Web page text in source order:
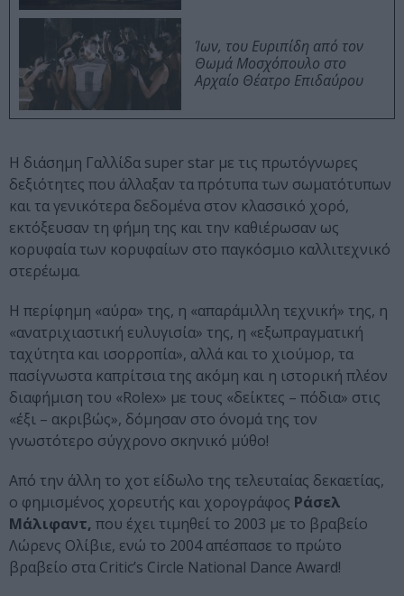
Ίων, του Ευριπίδη από τον
Θωμά Μοσχόπουλο στο
Αρχαίο Θέατρο Επιδαύρου
Η διάσημη Γαλλίδα super star με τις πρωτόγνωρες
δεξιότητες που άλλαξαν τα πρότυπα των σωματότυπων
και τα γενικότερα δεδομένα στον κλασσικό χορό,
εκτόξευσαν τη φήμη της και την καθιέρωσαν ως
κορυφαία των κορυφαίων στο παγκόσμιο καλλιτεχνικό
στερέωμα.
Η περίφημη «αύρα» της, η «απαράμιλλη τεχνική» της, η
«ανατριχιαστική ευλυγισία» της, η «εξωπραγματική
ταχύτητα και ισορροπία», αλλά και το χιούμορ, τα
πασίγνωστα καπρίτσια της ακόμη και η ιστορική πλέον
διαφήμιση του «Rolex» με τους «δείκτες – πόδια» στις
«έξι – ακριβώς», δόμησαν στο όνομά της τον
γνωστότερο σύγχρονο σκηνικό μύθο!
Από την άλλη το χοτ είδωλο της τελευταίας δεκαετίας,
ο φημισμένος χορευτής και χορογράφος Ράσελ
Μάλιφαντ, που έχει τιμηθεί το 2003 με το βραβείο
Λώρενς Ολίβιε, ενώ το 2004 απέσπασε το πρώτο
βραβείο στα Critic’s Circle National Dance Award!